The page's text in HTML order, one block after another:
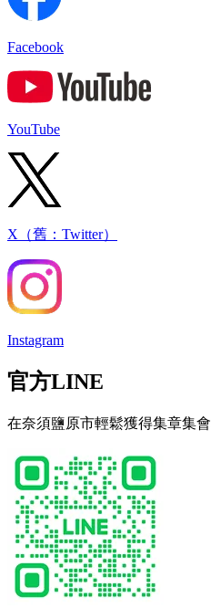
Facebook
YouTube
X（舊：Twitter）
Instagram
官方LINE
在奈須鹽原市輕鬆獲得集章集